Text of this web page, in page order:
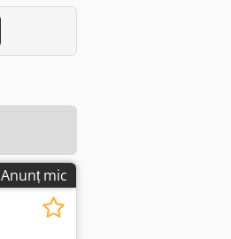
Anunț mic